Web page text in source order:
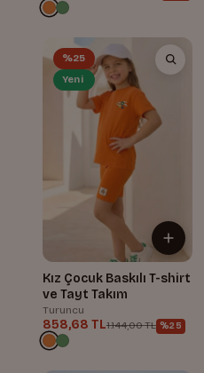
%25
Yeni
Kız Çocuk Baskılı T-shirt
ve Tayt Takım
Turuncu
858,68 TL1.144,00 TL %25